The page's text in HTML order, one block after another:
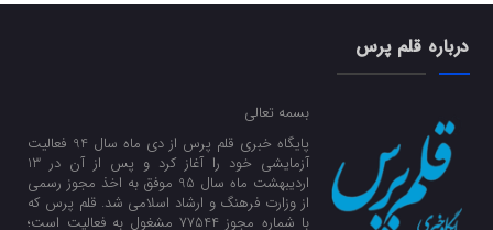
درباره قلم پرس
بسمه تعالی
پایگاه خبری قلم پرس از دی ماه سال 94 فعالیت
آزمایشی خود را آغاز کرد و پس از آن در 13
اردیبهشت ماه سال 95 موفق به اخذ مجوز رسمی
از وزارت فرهنگ و ارشاد اسلامی شد. قلم پرس که
با شماره مجوز 77544 مشغول به فعالیت است؛